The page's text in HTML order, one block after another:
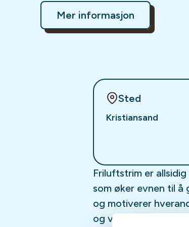
Mer informasjon
Sted
Kristiansand
Friluftstrim er
som øker evnen til å
og motiverer
og